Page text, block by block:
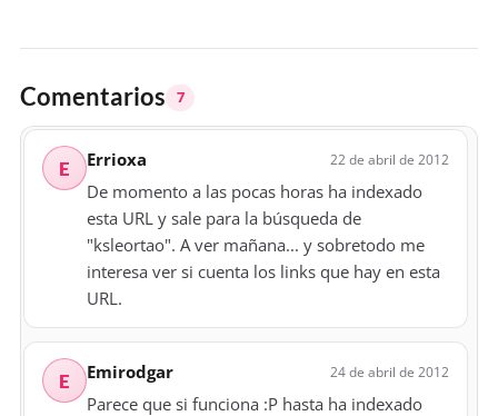
Comentarios 7
E Errioxa 22 de abril de 2012
De momento a las pocas horas ha indexado
esta URL y sale para la búsqueda de
"ksleortao". A ver mañana... y sobretodo me
interesa ver si cuenta los links que hay en esta
URL.
E Emirodgar 24 de abril de 2012
Parece que si funciona :P hasta ha indexado